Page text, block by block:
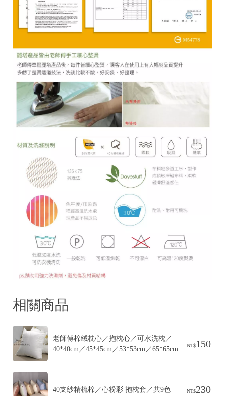
相關商品
NT$150
老師傅棉絨枕心／抱枕心／可水洗枕／
40*40cm／45*45cm／53*53cm／65*65cm
NT$230
40支紗精梳棉／心粉彩 抱枕套／共9色